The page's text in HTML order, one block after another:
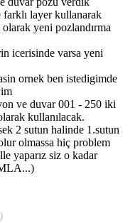
layer kullanarak
yeni pozlandırma
icerisinde varsa yeni
ornek ben istedigimde
ve duvar 001 - 250 iki
kullanılacak.
2 sutun halinde 1.sutun
olmassa hiç problem
yaparız siz o kadar